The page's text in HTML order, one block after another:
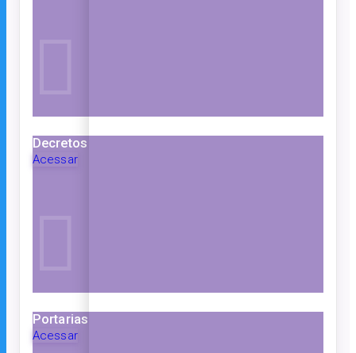
Decretos
Acessar
Portarias
Acessar